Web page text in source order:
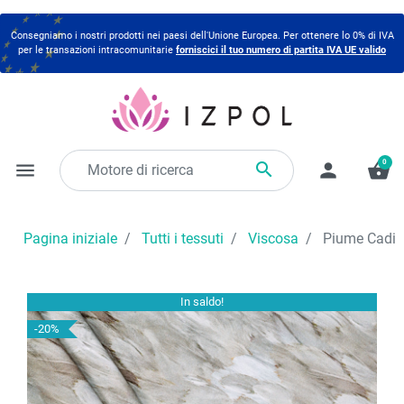
Consegniamo i nostri prodotti nei paesi dell'Unione Europea. Per ottenere lo 0% di IVA
per le transazioni intracomunitarie forniscici il tuo numero di partita IVA UE valido
menu  person shopping_basket
0
Pagina iniziale Tutti i tessuti Viscosa Piume Cadi
In saldo!
-20%